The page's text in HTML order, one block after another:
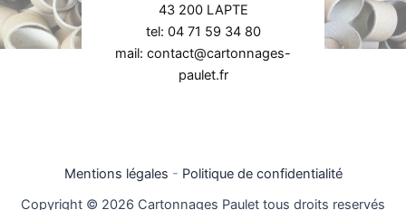
43 200 LAPTE
tel: 04 71 59 34 80
mail: contact@cartonnages-
paulet.fr
Mentions légales - Politique de confidentialité
Copyright © 2026 Cartonnages Paulet tous droits reservés